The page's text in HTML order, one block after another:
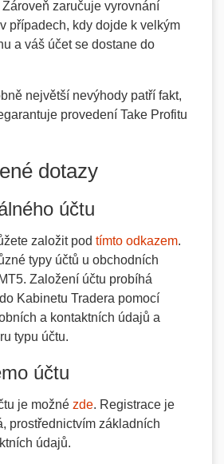
zaručuje vyrovnání
případech, kdy dojde k velkým
a váš účet se dostane do
největší nevýhody patří fakt,
provedení Take Profitu
dotazy
účtu
založit pod tímto odkazem.
typy účtů u obchodních
Založení účtu probíhá
Kabinetu Tradera pomocí
a kontaktních údajů a
typu účtu.
účtu
je možné zde. Registrace je
prostřednictvím základních
údajů.